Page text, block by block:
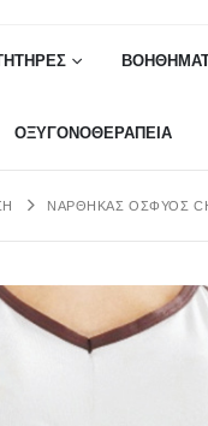
ΟΞΥΓΟΝΟΘΕΡΑΠΕΙΑ
ΝΆΡΘΗΚΑΣ ΟΣΦΎΟΣ